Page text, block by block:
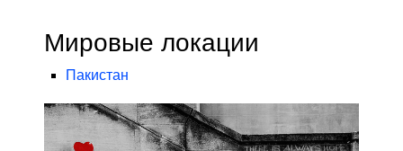
Мировые локации
Пакистан